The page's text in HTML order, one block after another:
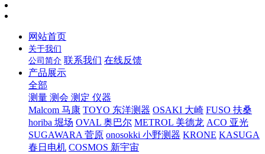
网站首页
关于我们
公司简介 联系我们 在线反馈
产品展示
全部
测量 测会 测定 仪器
Malcom 马康 TOYO 东洋测器 OSAKI 大崎 FUSO 扶桑
horiba 堀场 OVAL 奥巴尔 METROL 美德龙 ACO 亚光
SUGAWARA 菅原 onosokki 小野测器 KRONE KASUGA
春日电机 COSMOS 新宇宙